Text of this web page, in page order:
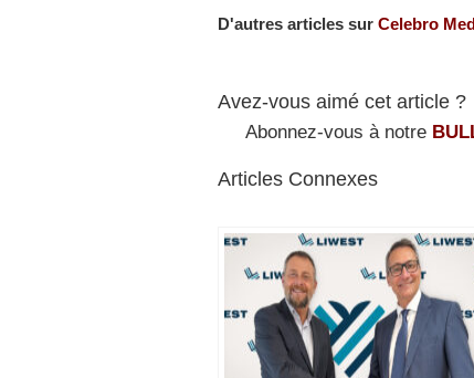
D'autres articles sur Celebro
Avez-vous aimé cet article ?
Abonnez-vous à notre
Articles Connexes